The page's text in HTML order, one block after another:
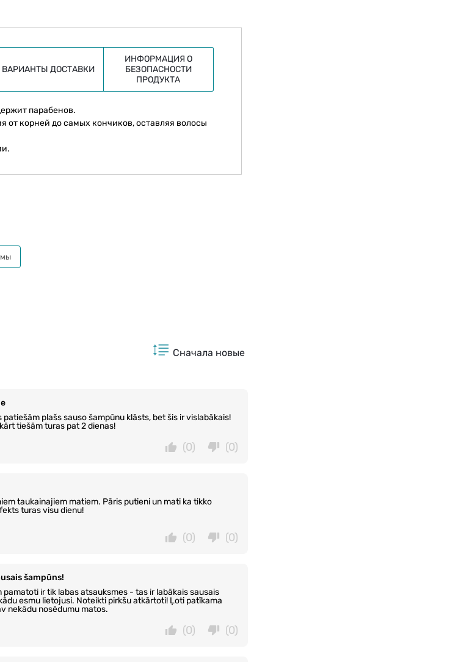
ВАРИАНТЫ ДОСТАВКИ
ИНФОРМАЦИЯ О
БЕЗОПАСНОСТИ
ПРОДУКТА
парабенов.
корней до самых кончиков, оставляя волосы
Сначала новые
patiešām plašs sauso šampūnu klāsts, bet šis ir vislabākais!
tiešām turas pat 2 dienas!
(0)
(0)
taukainajiem matiem. Pāris putieni un mati ka tikko
turas visu dienu!
(0)
(0)
šampūns!
pamatoti ir tik labas atsauksmes - tas ir labākais sausais
esmu lietojusi. Noteikti pirkšu atkārtoti! Ļoti patīkama
nekādu nosēdumu matos.
(0)
(0)